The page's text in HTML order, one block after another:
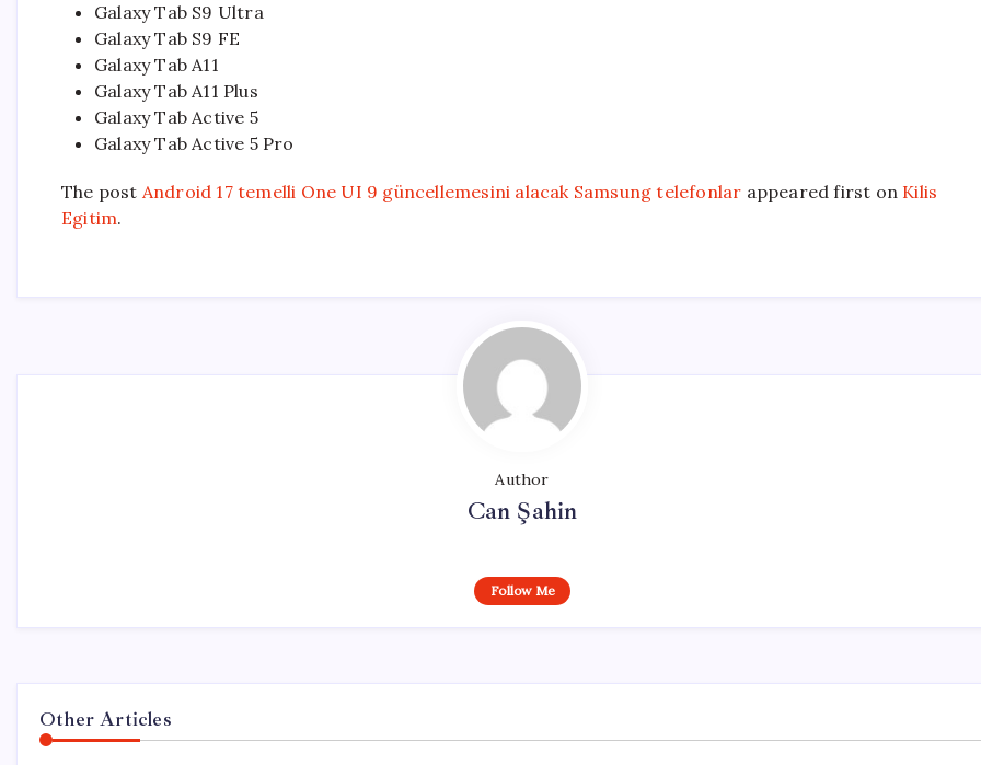
Galaxy Tab S9 Ultra
Galaxy Tab S9 FE
Galaxy Tab A11
Galaxy Tab A11 Plus
Galaxy Tab Active 5
Galaxy Tab Active 5 Pro
The post Android 17 temelli One UI 9 güncellemesini alacak Samsung telefonlar appeared first on Kilis
Egitim.
Author
Can Şahin
Follow Me
Other Articles